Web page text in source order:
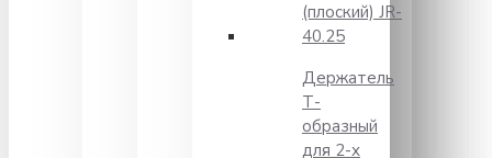
(плоский) JR-
40.25
Держатель
Т-
образный
для 2-х